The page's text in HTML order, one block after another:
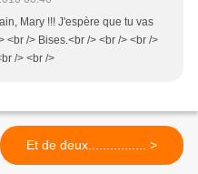
Mary !!! J'espère que tu vas
<br /> Bises.<br /> <br /> <br />
/> <br />
Et de deux................ >